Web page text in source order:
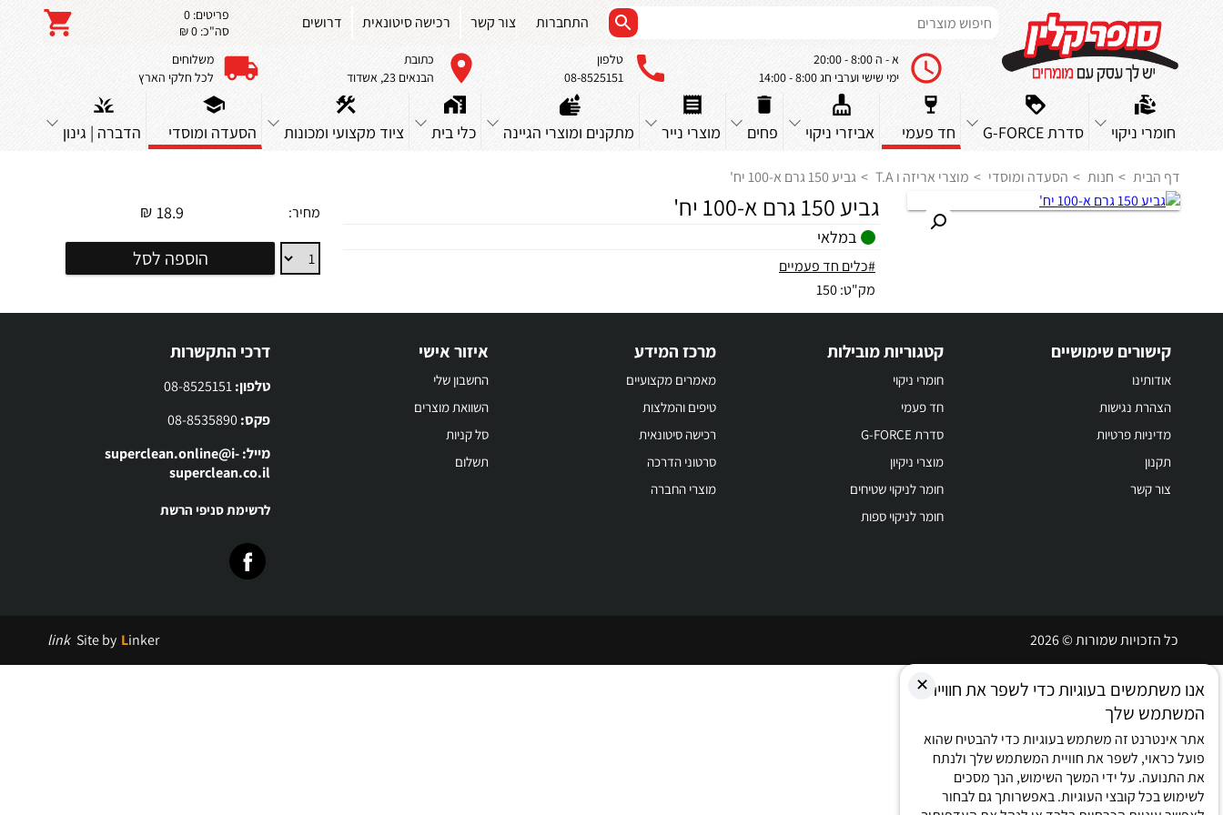
התחברות צור קשר רכישה סיטונאית דרושים פריטים: 0
סה"כ: 0 ₪
א - ה 8:00 - 20:00
ימי שישי וערבי חג 8:00 - 14:00
טלפון
08-8525151
כתובת
הבנאים 23, אשדוד
משלוחים
לכל חלקי הארץ
חומרי ניקוי סדרת G-FORCE חד פעמי אביזרי ניקוי פחים מוצרי נייר מתקנים ומוצרי הגיינה כלי בית ציוד מקצועי ומכונות הסעדה ומוסדי הדברה | גינון
דף הבית חנות הסעדה ומוסדי מוצרי אריזה ו T.A גביע 150 גרם א-100 יח'
גביע 150 גרם א-100 יח'
במלאי
#כלים חד פעמיים
מק"ט:150
מחיר: 18.9
₪
גביע
150
הוספה לסל
קישורים שימושיים
אודותינו
הצהרת נגישות
מדיניות פרטיות
תקנון
צור קשר
קטגוריות מובילות
חומרי ניקוי
חד פעמי
סדרת G-FORCE
מוצרי ניקיון
חומר לניקוי שטיחים
חומר לניקוי ספות
מרכז המידע
מאמרים מקצועיים
טיפים והמלצות
רכישה סיטונאית
סרטוני הדרכה
מוצרי החברה
איזור אישי
החשבון שלי
השוואת מוצרים
סל קניות
תשלום
דרכי התקשרות
טלפון:
פקס:08-8535890
מייל: superclean.online@i-
superclean.co.il
לרשימת סניפי הרשת
כל הזכויות שמורות © 2026 link Site by Linker
✕אנו משתמשים בעוגיות כדי לשפר את חוויית
המשתמש שלך
אתר אינטרנט זה משתמש בעוגיות כדי להבטיח שהוא
פועל כראוי, לשפר את חוויית המשתמש שלך ולנתח
את התנועה. על ידי המשך השימוש, הנך מסכים
לשימוש בכל קובצי העוגיות. באפשרותך גם לבחור